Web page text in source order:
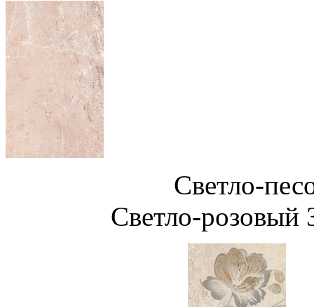
Светло-
Светло-